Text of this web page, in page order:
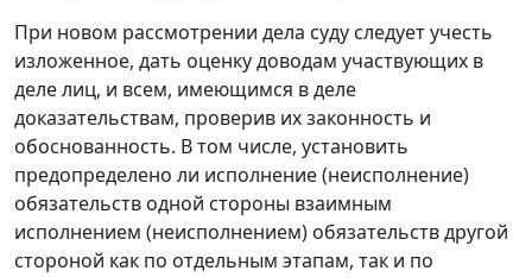
При новом рассмотрении дела суду следует учесть
изложенное, дать оценку доводам участвующих в
деле лиц, и всем, имеющимся в деле
доказательствам, проверив их законность и
обоснованность. В том числе, установить
предопределено ли исполнение (неисполнение)
обязательств одной стороны взаимным
исполнением (неисполнением) обязательств другой
стороной как по отдельным этапам, так и по